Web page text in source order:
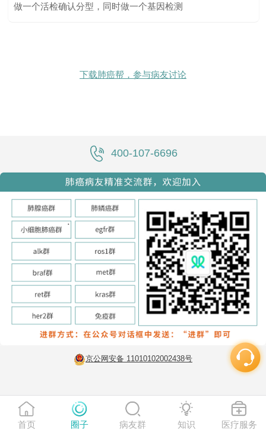
做一个活检确认分型，同时做一个基因检测
下载肺癌帮，参与病友讨论
400-107-6696
京公网安备 11010102002438号
首页 圈子 病友群 知识 医疗服务